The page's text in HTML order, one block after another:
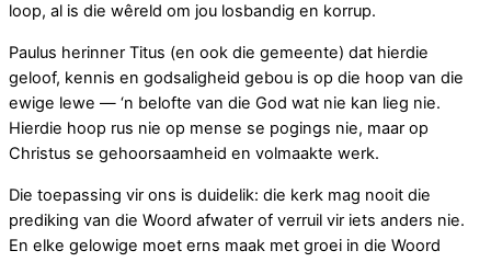
loop, al is die wêreld om jou losbandig en korrup.
Paulus herinner Titus (en ook die gemeente) dat hierdie
geloof, kennis en godsaligheid gebou is op die hoop van die
ewige lewe — ‘n belofte van die God wat nie kan lieg nie.
Hierdie hoop rus nie op mense se pogings nie, maar op
Christus se gehoorsaamheid en volmaakte werk.
Die toepassing vir ons is duidelik: die kerk mag nooit die
prediking van die Woord afwater of verruil vir iets anders nie.
En elke gelowige moet erns maak met groei in die Woord